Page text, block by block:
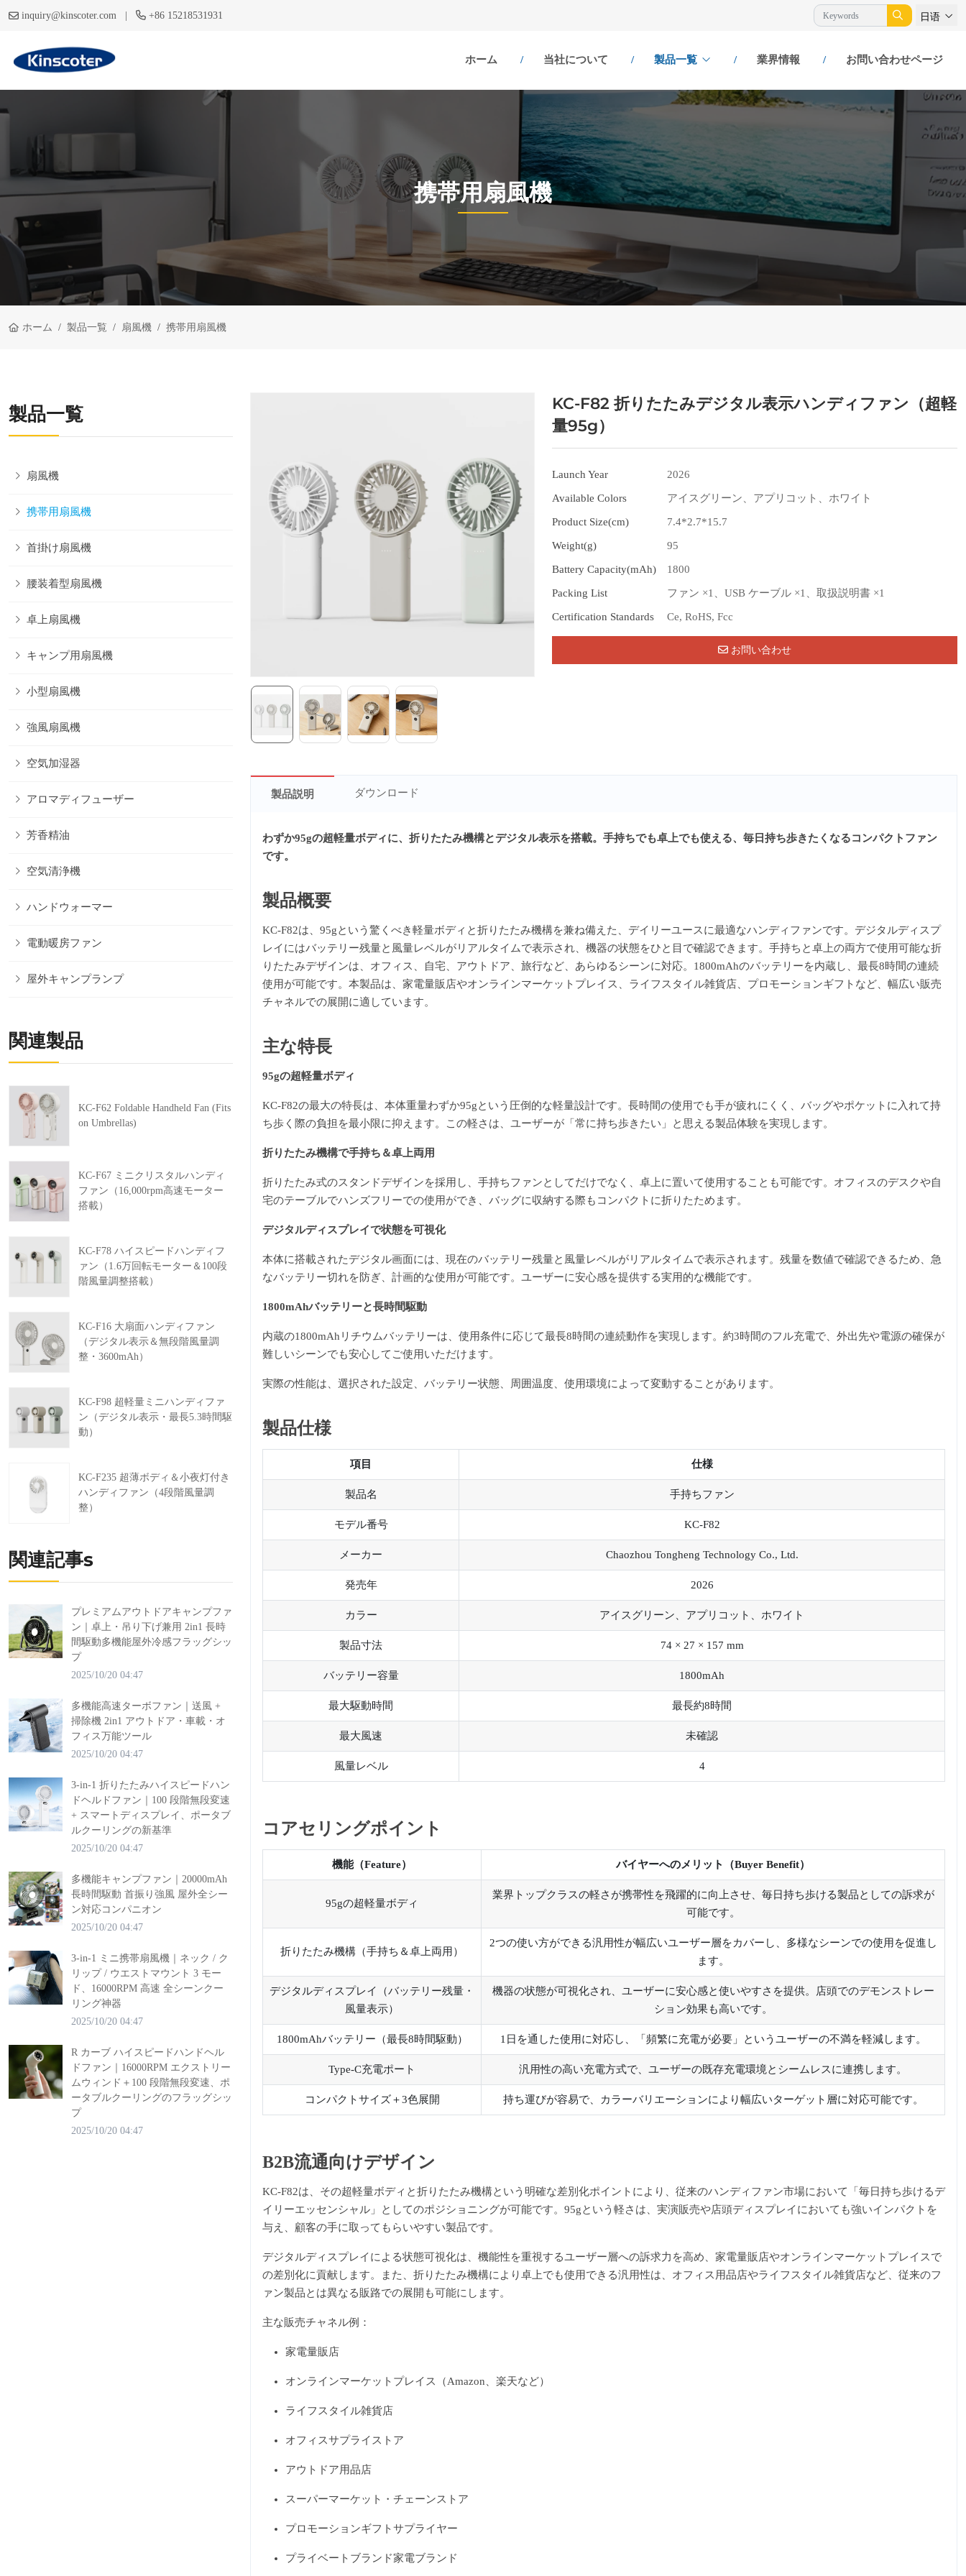
inquiry@kinscoter.com | +86 15218531931 日语
ホーム 当社について 製品一覧 業界情報 お問い合わせページ
携帯用扇風機
ホーム 製品一覧 扇風機 携帯用扇風機
KC-F82 折りたたみデジタル表示ハンディファン（超軽
量95g）
Launch Year 2026
Available Colors アイスグリーン、アプリコット、ホワイト
Product Size(cm) 7.4*2.7*15.7
Weight(g) 95
Battery Capacity(mAh) 1800
Packing List ファン ×1、USB ケーブル ×1、取扱説明書 ×1
Certification Standards Ce, RoHS, Fcc
お問い合わせ
製品説明 ダウンロード
わずか95gの超軽量ボディに、折りたたみ機構とデジタル表示を搭載。手持ちでも卓上でも使える、毎日持ち歩きたくなるコンパクトファン
です。
製品概要
KC-F82は、95gという驚くべき軽量ボディと折りたたみ機構を兼ね備えた、デイリーユースに最適なハンディファンです。デジタルディスプ
レイにはバッテリー残量と風量レベルがリアルタイムで表示され、機器の状態をひと目で確認できます。手持ちと卓上の両方で使用可能な折
りたたみデザインは、オフィス、自宅、アウトドア、旅行など、あらゆるシーンに対応。1800mAhのバッテリーを内蔵し、最長8時間の連続
使用が可能です。本製品は、家電量販店やオンラインマーケットプレイス、ライフスタイル雑貨店、プロモーションギフトなど、幅広い販売
チャネルでの展開に適しています。
主な特長
95gの超軽量ボディ
KC-F82の最大の特長は、本体重量わずか95gという圧倒的な軽量設計です。長時間の使用でも手が疲れにくく、バッグやポケットに入れて持
ち歩く際の負担を最小限に抑えます。この軽さは、ユーザーが「常に持ち歩きたい」と思える製品体験を実現します。
折りたたみ機構で手持ち＆卓上両用
折りたたみ式のスタンドデザインを採用し、手持ちファンとしてだけでなく、卓上に置いて使用することも可能です。オフィスのデスクや自
宅のテーブルでハンズフリーでの使用ができ、バッグに収納する際もコンパクトに折りたためます。
デジタルディスプレイで状態を可視化
本体に搭載されたデジタル画面には、現在のバッテリー残量と風量レベルがリアルタイムで表示されます。残量を数値で確認できるため、急
なバッテリー切れを防ぎ、計画的な使用が可能です。ユーザーに安心感を提供する実用的な機能です。
1800mAhバッテリーと長時間駆動
内蔵の1800mAhリチウムバッテリーは、使用条件に応じて最長8時間の連続動作を実現します。約3時間のフル充電で、外出先や電源の確保が
難しいシーンでも安心してご使用いただけます。
実際の性能は、選択された設定、バッテリー状態、周囲温度、使用環境によって変動することがあります。
製品仕様
項目 仕様
製品名 手持ちファン
モデル番号 KC-F82
メーカー Chaozhou Tongheng Technology Co., Ltd.
発売年 2026
カラー アイスグリーン、アプリコット、ホワイト
製品寸法 74 × 27 × 157 mm
バッテリー容量 1800mAh
最大駆動時間 最長約8時間
最大風速 未確認
風量レベル 4
コアセリングポイント
機能（Feature） バイヤーへのメリット（Buyer Benefit）
95gの超軽量ボディ
業界トップクラスの軽さが携帯性を飛躍的に向上させ、毎日持ち歩ける製品としての訴求が
可能です。
折りたたみ機構（手持ち＆卓上両用）
2つの使い方ができる汎用性が幅広いユーザー層をカバーし、多様なシーンでの使用を促進し
ます。
デジタルディスプレイ（バッテリー残量・
風量表示）
機器の状態が可視化され、ユーザーに安心感と使いやすさを提供。店頭でのデモンストレー
ション効果も高いです。
1800mAhバッテリー（最長8時間駆動） 1日を通した使用に対応し、「頻繁に充電が必要」というユーザーの不満を軽減します。
Type-C充電ポート 汎用性の高い充電方式で、ユーザーの既存充電環境とシームレスに連携します。
コンパクトサイズ＋3色展開 持ち運びが容易で、カラーバリエーションにより幅広いターゲット層に対応可能です。
B2B流通向けデザイン
KC-F82は、その超軽量ボディと折りたたみ機構という明確な差別化ポイントにより、従来のハンディファン市場において「毎日持ち歩けるデ
イリーエッセンシャル」としてのポジショニングが可能です。95gという軽さは、実演販売や店頭ディスプレイにおいても強いインパクトを
与え、顧客の手に取ってもらいやすい製品です。
デジタルディスプレイによる状態可視化は、機能性を重視するユーザー層への訴求力を高め、家電量販店やオンラインマーケットプレイスで
の差別化に貢献します。また、折りたたみ機構により卓上でも使用できる汎用性は、オフィス用品店やライフスタイル雑貨店など、従来のフ
ァン製品とは異なる販路での展開も可能にします。
主な販売チャネル例：
家電量販店
オンラインマーケットプレイス（Amazon、楽天など）
ライフスタイル雑貨店
オフィスサプライストア
アウトドア用品店
スーパーマーケット・チェーンストア
プロモーションギフトサプライヤー
プライベートブランド家電ブランド
製品一覧
扇風機
携帯用扇風機
首掛け扇風機
腰装着型扇風機
卓上扇風機
キャンプ用扇風機
小型扇風機
強風扇風機
空気加湿器
アロマディフューザー
芳香精油
空気清浄機
ハンドウォーマー
電動暖房ファン
屋外キャンプランプ
関連製品
KC-F62 Foldable Handheld Fan (Fits
on Umbrellas)
KC-F67 ミニクリスタルハンディ
ファン（16,000rpm高速モーター
搭載）
KC-F78 ハイスピードハンディフ
ァン（1.6万回転モーター＆100段
階風量調整搭載）
KC-F16 大扇面ハンディファン
（デジタル表示＆無段階風量調
整・3600mAh）
KC-F98 超軽量ミニハンディファ
ン（デジタル表示・最長5.3時間駆
動）
KC-F235 超薄ボディ＆小夜灯付き
ハンディファン（4段階風量調
整）
関連記事s
プレミアムアウトドアキャンプファ
ン｜卓上・吊り下げ兼用 2in1 長時
間駆動多機能屋外冷感フラッグシッ
プ
2025/10/20 04:47
多機能高速ターボファン｜送風 +
掃除機 2in1 アウトドア・車載・オ
フィス万能ツール
2025/10/20 04:47
3-in-1 折りたたみハイスピードハン
ドヘルドファン｜100 段階無段変速
+ スマートディスプレイ、ポータブ
ルクーリングの新基準
2025/10/20 04:47
多機能キャンプファン｜20000mAh
長時間駆動 首振り強風 屋外全シー
ン対応コンパニオン
2025/10/20 04:47
3-in-1 ミニ携帯扇風機｜ネック / ク
リップ / ウエストマウント 3 モー
ド、16000RPM 高速 全シーンクー
リング神器
2025/10/20 04:47
R カーブ ハイスピードハンドヘル
ドファン｜16000RPM エクストリー
ムウィンド＋100 段階無段変速、ポ
ータブルクーリングのフラッグシッ
プ
2025/10/20 04:47